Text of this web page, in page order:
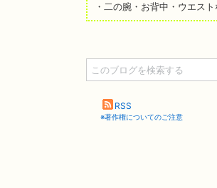
・二の腕・お背中・ウエス
RSS
※著作権についてのご注意